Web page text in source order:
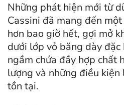
Những phát hiện mới từ
Cassini đã mang đến
hơn bao giờ hết, gợi mở
dưới lớp vỏ băng dày
ngầm chứa đầy hợp chất
lượng và những điều
tồn tại.